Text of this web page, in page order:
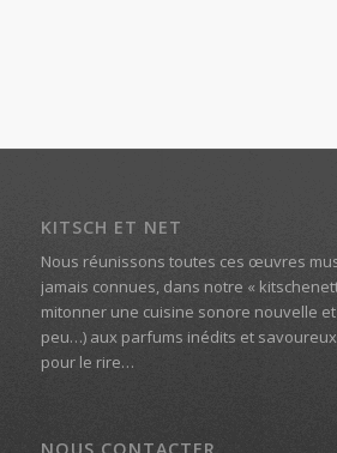
KITSCH ET NET
Nous réunissons toutes ces œuvres
jamais connues, dans notre «
mitonner une cuisine sonore nouvelle
peu…) aux parfums inédits et
pour le rire…
NOUS CONTACTER